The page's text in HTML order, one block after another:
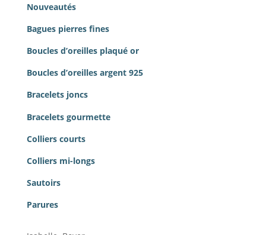
Nouveautés
Bagues pierres fines
Boucles d’oreilles plaqué or
Boucles d’oreilles argent 925
Bracelets joncs
Bracelets gourmette
Colliers courts
Colliers mi-longs
Sautoirs
Parures